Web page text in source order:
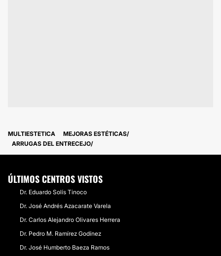
MULTIESTETICA
MEJORAS ESTÉTICAS
ARRUGAS DEL ENTRECEJO
ÚLTIMOS CENTROS VISTOS
Dr. Eduardo Solís Tinoco
Dr. José Andrés Azacarate Varela
Dr. Carlos Alejandro Olivares Herrera
Dr. Pedro M. Ramírez Godínez
Dr. José Humberto Baeza Ramos